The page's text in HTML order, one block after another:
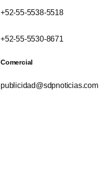
+52-55-5538-5518
+52-55-5530-8671
Comercial
publicidad@sdpnoticias.com